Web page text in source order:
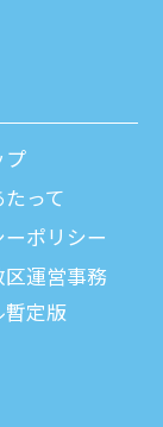
プ
って
ポリシー
運営事務
暫定版